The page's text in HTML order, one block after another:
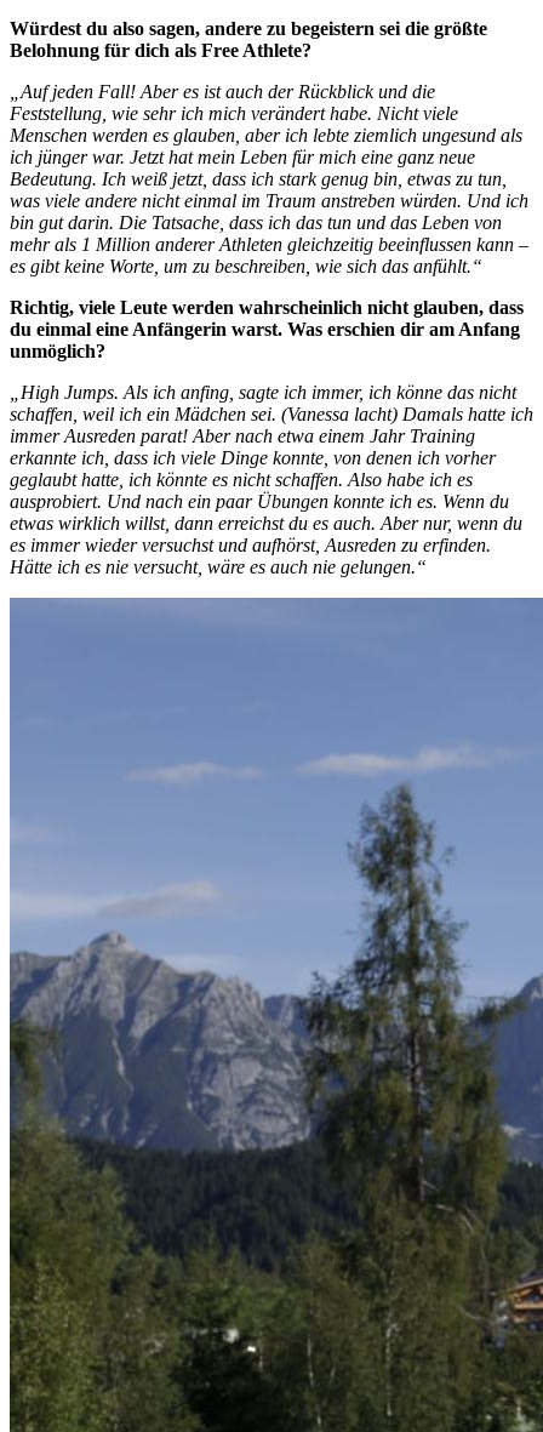
Würdest du also sagen, andere zu begeistern sei die größte
Belohnung für dich als Free Athlete?
„Auf jeden Fall! Aber es ist auch der Rückblick und die
Feststellung, wie sehr ich mich verändert habe. Nicht viele
Menschen werden es glauben, aber ich lebte ziemlich ungesund als
ich jünger war. Jetzt hat mein Leben für mich eine ganz neue
Bedeutung. Ich weiß jetzt, dass ich stark genug bin, etwas zu tun,
was viele andere nicht einmal im Traum anstreben würden. Und ich
bin gut darin. Die Tatsache, dass ich das tun und das Leben von
mehr als 1 Million anderer Athleten gleichzeitig beeinflussen kann –
es gibt keine Worte, um zu beschreiben, wie sich das anfühlt.“
Richtig, viele Leute werden wahrscheinlich nicht glauben, dass
du einmal eine Anfängerin warst. Was erschien dir am Anfang
unmöglich?
„High Jumps. Als ich anfing, sagte ich immer, ich könne das nicht
schaffen, weil ich ein Mädchen sei. (Vanessa lacht) Damals hatte ich
immer Ausreden parat! Aber nach etwa einem Jahr Training
erkannte ich, dass ich viele Dinge konnte, von denen ich vorher
geglaubt hatte, ich könnte es nicht schaffen. Also habe ich es
ausprobiert. Und nach ein paar Übungen konnte ich es. Wenn du
etwas wirklich willst, dann erreichst du es auch. Aber nur, wenn du
es immer wieder versuchst und aufhörst, Ausreden zu erfinden.
Hätte ich es nie versucht, wäre es auch nie gelungen.“